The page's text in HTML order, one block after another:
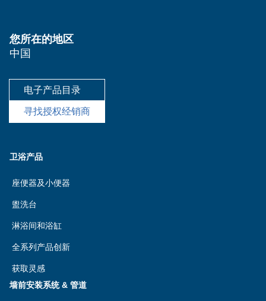
您所在的地区
中国
电子产品目录
寻找授权经销商
卫浴产品
座便器及小便器
盥洗台
淋浴间和浴缸
全系列产品创新
获取灵感
墙前安装系统 & 管道